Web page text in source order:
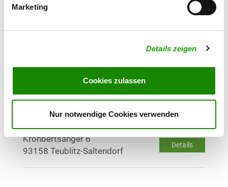
Marketing
Details zeigen
Cookies zulassen
Nur notwendige Cookies verwenden
Umgebung
Details
OG - Regenstauf e.V.
Gutenbergstr. 16
93128 Regenstauf
OG - Saltendorf
Details
Kronbertsanger 6
93158 Teublitz-Saltendorf